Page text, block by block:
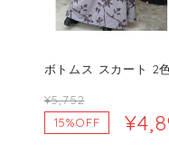
ボトムス スカート 2
¥5,752
15%OFF